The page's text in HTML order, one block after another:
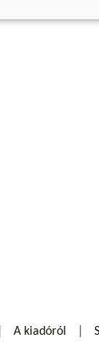
A kiadóról